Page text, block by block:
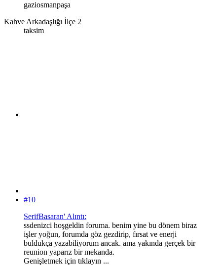
gaziosmanpaşa
Kahve Arkadaşlığı İlçe 2
taksim
#10
SerifBasaran' Alıntı:
ssdenizci hoşgeldin foruma. benim yine bu dönem biraz
işler yoğun, forumda göz gezdirip, fırsat ve enerji
buldukça yazabiliyorum ancak. ama yakında gerçek bir
reunion yaparız bir mekanda.
Genişletmek için tıklayın ...